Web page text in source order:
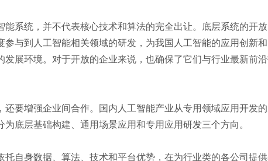
系统，并不代表核心技术和算法的完全出让。底层系统的开
参与到人工智能相关领域的研发，为我国人工智能的应用创新
发展环境。对于开放的企业来说，也确保了它们与行业最新前
要增强企业间合作。国内人工智能产业从专用领域应用开发
底层基础构建、通用场景应用和专用应用研发三个方向。
自身数据、算法、技术和平台优势，在为行业类的各公司提